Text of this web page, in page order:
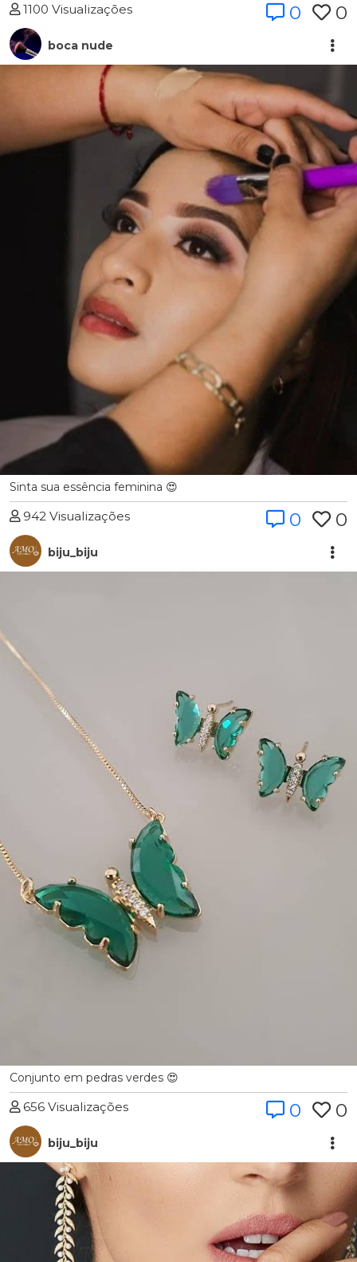
1100 Visualizações 0 0
boca nude
Sinta sua essência feminina 😍
942 Visualizações 0 0
biju_biju
Conjunto em pedras verdes 😍
656 Visualizações 0 0
biju_biju